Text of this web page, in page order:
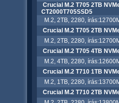
Crucial M.2 T705 2TB
CT2000T705SSD5
M.2, 2TB, 2280,
Crucial M.2 T705 2TB
M.2, 2TB, 2280,
Crucial M.2 T705 4TB
M.2, 4TB, 2280,
Crucial M.2 T710 1TB
M.2, 1TB, 2280,
Crucial M.2 T710 2TB